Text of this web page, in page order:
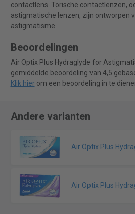
contactlens. Torische contactlenzen,
astigmatische lenzen, zijn ontworpen
astigmatisme.
Beoordelingen
Air Optix Plus Hydraglyde for
gemiddelde beoordeling van 4,5
Klik hierom een beoordeling in te
Andere varianten
Air Optix Plus
Air Optix Plus